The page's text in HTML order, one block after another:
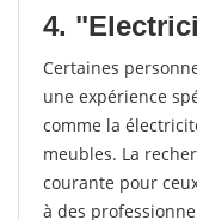
4.
Certaines
une expérience
comme la
meubles. La
courante pour
à des